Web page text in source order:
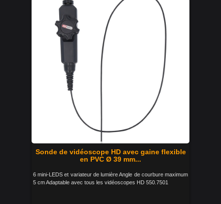
Sonde de vidéoscope HD avec gaine flexible
en PVC Ø 39 mm...
6 mini-LEDS et variateur de lumière Angle de courbure maximum
5 cm Adaptable avec tous les vidéoscopes HD 550.7501